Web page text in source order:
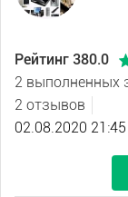
Рейтинг 380.0
2 выполненных
2 отзывов
02.08.2020 21:45